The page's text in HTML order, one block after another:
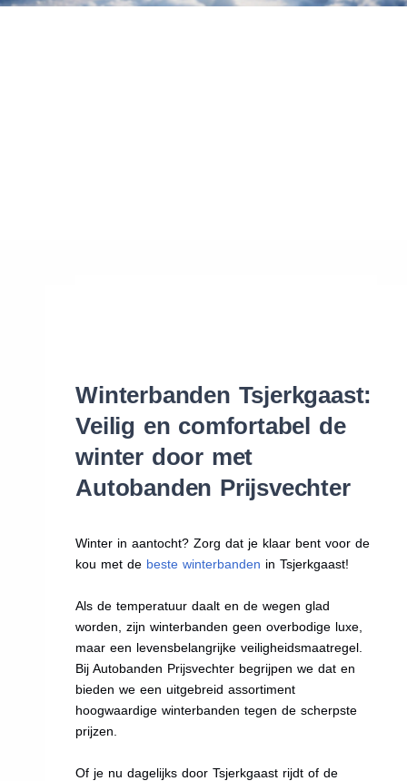
Winterbanden Tsjerkgaast:
Veilig en comfortabel de
winter door met
Autobanden Prijsvechter
Winter in aantocht? Zorg dat je klaar bent voor de
kou met de beste winterbanden in Tsjerkgaast!
Als de temperatuur daalt en de wegen glad
worden, zijn winterbanden geen overbodige luxe,
maar een levensbelangrijke veiligheidsmaatregel.
Bij Autobanden Prijsvechter begrijpen we dat en
bieden we een uitgebreid assortiment
hoogwaardige winterbanden tegen de scherpste
prijzen.
Of je nu dagelijks door Tsjerkgaast rijdt of de